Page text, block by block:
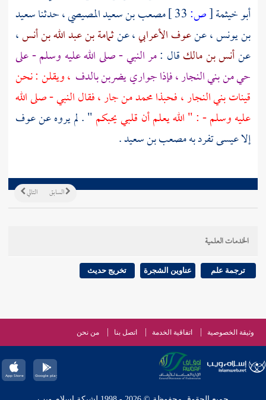
أبو خيثمة[ص: مصعب بن سعيد المصيصي، حدثناسعيد
بن يونس، عنعوف الأعرابي، عنثمامة بن عبد الله بن أنس،
عنأنس بن مالكقال :مر النبي - صلى الله عليه وسلم - على
حي من بني النجار ، فإذا جواري يضربن بالدف ، ويقلن : نحن
قينات بني النجار ، فحبذا محمد من جار ، فقال النبي - صلى الله
عليه وسلم - : " الله يعلم أن قلبي يحبكم" . لم يروه عنعوف
إلاعيسىتفرد بهمصعب بن سعيد.
التالي السابق
الخدمات العلمية
ترجمة علم عناوين الشجرة تخريج حديث
وثيقة الخصوصية اتفاقية الخدمة اتصل بنا من نحن